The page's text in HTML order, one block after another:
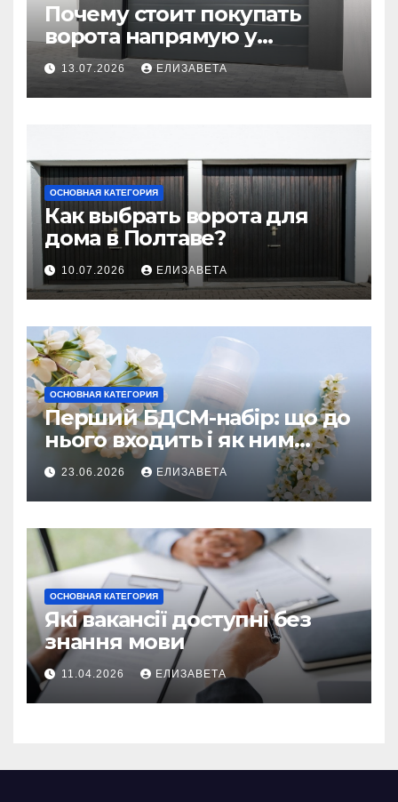
Почему стоит покупать
ворота напрямую у
производителя
13.07.2026 ЕЛИЗАВЕТА
ОСНОВНАЯ КАТЕГОРИЯ
Как выбрать ворота для
дома в Полтаве?
10.07.2026 ЕЛИЗАВЕТА
ОСНОВНАЯ КАТЕГОРИЯ
Перший БДСМ-набір: що до
нього входить і як ним
користуватися
23.06.2026 ЕЛИЗАВЕТА
ОСНОВНАЯ КАТЕГОРИЯ
Які вакансії доступні без
знання мови
11.04.2026 ЕЛИЗАВЕТА